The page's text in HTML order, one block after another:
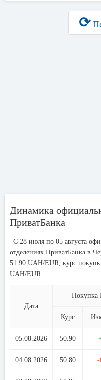
⟳
Динамика
ПриватБанка
С 28 июля по 05 августа
отделениях ПриватБанка в
51.90 UAH/EUR, курс
UAH/EUR.
Дата
Покупка
Курс
05.08.2026 50.90
04.08.2026 50.80 -